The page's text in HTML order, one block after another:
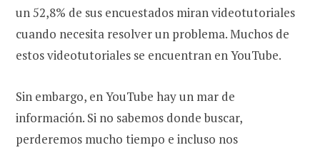
un 52,8% de sus encuestados miran videotutoriales
cuando necesita resolver un problema. Muchos de
estos videotutoriales se encuentran en YouTube.
Sin embargo, en YouTube hay un mar de
información. Si no sabemos donde buscar,
perderemos mucho tiempo e incluso nos